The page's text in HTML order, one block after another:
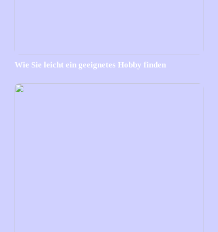
Wie Sie leicht ein geeignetes Hobby finden